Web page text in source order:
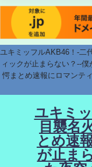
ユキミッフルAKB46！-二
ィックが止まらない？--
愕まとめ速報にロマンテ
ユキミ
目襲名
とめ速
が止ま